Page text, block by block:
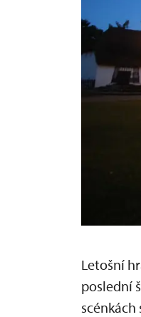
Letošní
poslední